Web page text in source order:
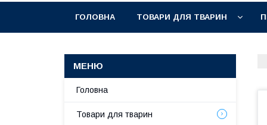
ГОЛОВНА ТОВАРИ ДЛЯ ТВАРИН
Головна
Товари для тварин